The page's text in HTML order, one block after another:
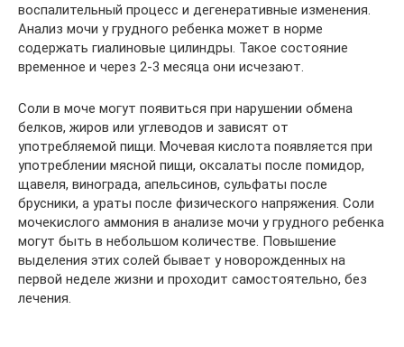
воспалительный процесс и дегенеративные изменения.
Анализ мочи у грудного ребенка может в норме
содержать гиалиновые цилиндры. Такое состояние
временное и через 2-3 месяца они исчезают.
Соли в моче могут появиться при нарушении обмена
белков, жиров или углеводов и зависят от
употребляемой пищи. Мочевая кислота появляется при
употреблении мясной пищи, оксалаты после помидор,
щавеля, винограда, апельсинов, сульфаты после
брусники, а ураты после физического напряжения. Соли
мочекислого аммония в анализе мочи у грудного ребенка
могут быть в небольшом количестве. Повышение
выделения этих солей бывает у новорожденных на
первой неделе жизни и проходит самостоятельно, без
лечения.